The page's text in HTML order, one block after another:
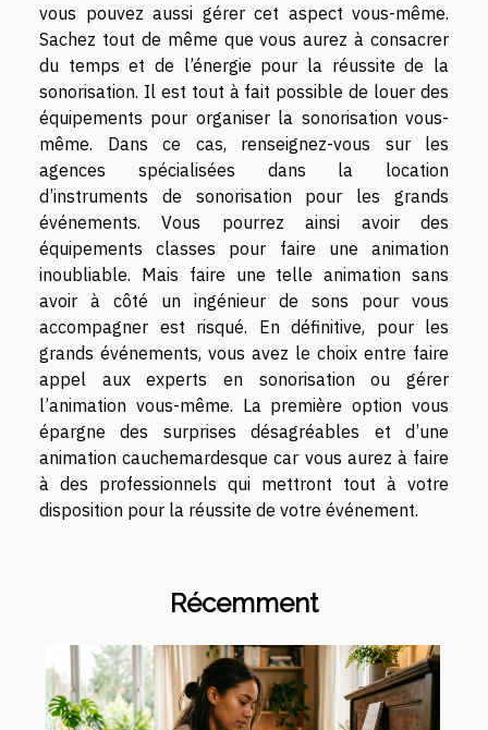
vous pouvez aussi gérer cet aspect vous-même.
Sachez tout de même que vous aurez à consacrer
du temps et de l’énergie pour la réussite de la
sonorisation. Il est tout à fait possible de louer des
équipements pour organiser la sonorisation vous-
même. Dans ce cas, renseignez-vous sur les
agences spécialisées dans la location
d’instruments de sonorisation pour les grands
événements. Vous pourrez ainsi avoir des
équipements classes pour faire une animation
inoubliable. Mais faire une telle animation sans
avoir à côté un ingénieur de sons pour vous
accompagner est risqué. En définitive, pour les
grands événements, vous avez le choix entre faire
appel aux experts en sonorisation ou gérer
l’animation vous-même. La première option vous
épargne des surprises désagréables et d’une
animation cauchemardesque car vous aurez à faire
à des professionnels qui mettront tout à votre
disposition pour la réussite de votre événement.
Récemment